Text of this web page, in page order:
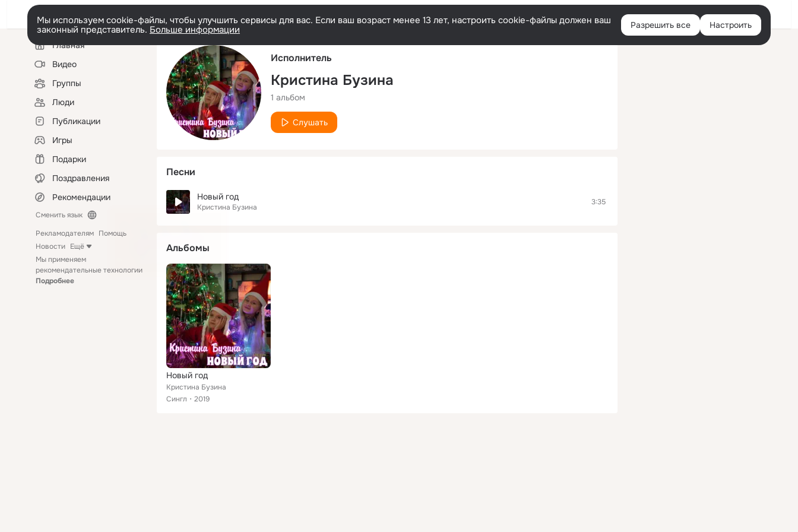
Русский Войти
Мы используем cookie-файлы, чтобы улучшить сервисы для вас. Если ваш возраст менее 13 лет, настроить cookie-файлы должен ваш
законный представитель. Больше информации Разрешить все Настроить
Левая
колонкаГлавная
Видео
Группы
Люди
Публикации
Игры
Подарки
Поздравления
Рекомендации
Сменить язык
Рекламодателям Помощь
Новости Ещё
Мы применяем
рекомендательные технологии
Подробнее
Исполнитель
Кристина Бузина
1 альбом
Слушать
Песни
Новый год
Кристина Бузина
3:35
Альбомы
Новый год
Кристина Бузина
Сингл
2019